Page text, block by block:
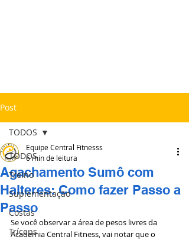
Post
TODOS
Treino
Suplementação
Costas
Tríceps
TODOS
Agachamento Sumô com
Halteres: Como fazer Passo a
Passo
Equipe Central Fitnesss
6 min de leitura
Se você observar a área de pesos livres da
Academia Central Fitness, vai notar que o